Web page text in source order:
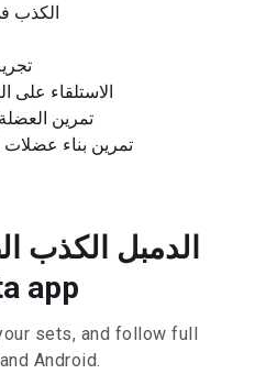
الكذب
الاستلقاء على
تمرين العضلة
تمرين بناء عضلات
app
sets, and follow full
Android.